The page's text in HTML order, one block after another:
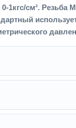
см². Резьба